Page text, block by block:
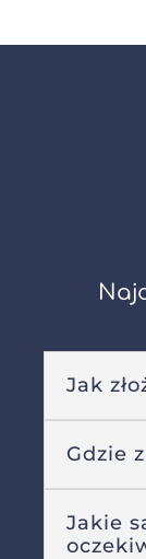
Jak
Gdzie
Jakie